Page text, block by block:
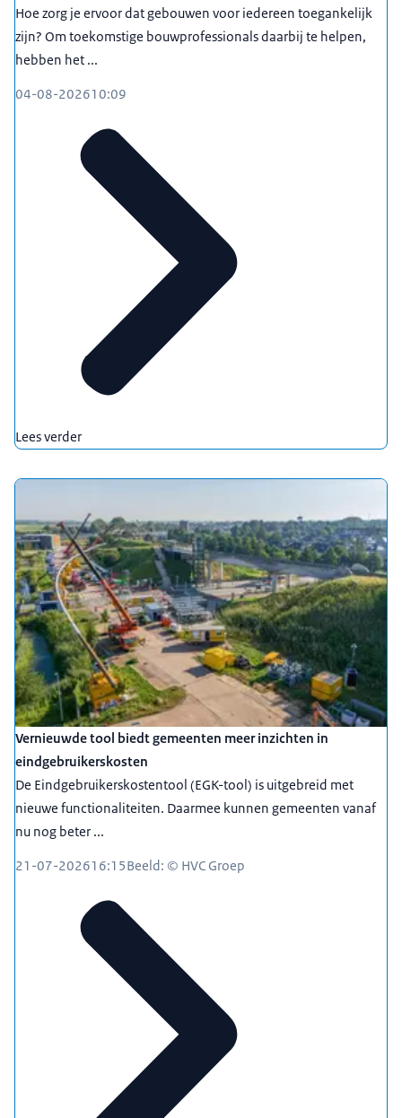
Hoe zorg je ervoor dat gebouwen voor iedereen toegankelijk
zijn? Om toekomstige bouwprofessionals daarbij te helpen,
hebben het ...
04-08-202610:09
Lees verder
Vernieuwde tool biedt gemeenten meer inzichten in
eindgebruikerskosten
De Eindgebruikerskostentool (EGK-tool) is uitgebreid met
nieuwe functionaliteiten. Daarmee kunnen gemeenten vanaf
nu nog beter ...
21-07-202616:15Beeld: © HVC Groep